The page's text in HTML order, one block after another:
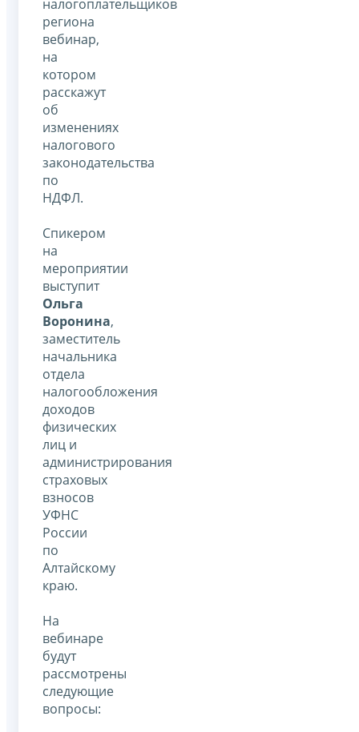
налогоплательщиков
региона
вебинар,
на
котором
расскажут
об
изменениях
налогового
законодательства
по
НДФЛ.
Спикером
на
мероприятии
выступит
Ольга
Воронина,
заместитель
начальника
отдела
налогообложения
доходов
физических
лиц и
администрирования
страховых
взносов
УФНС
России
по
Алтайскому
краю.
На
вебинаре
будут
рассмотрены
следующие
вопросы: